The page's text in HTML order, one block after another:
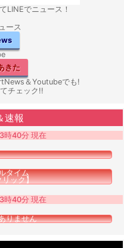
LINEでニュース！
ース
きた
＆Youtubeでも!
チェック!!
速報
時40分 現在
タイム
リック】
時40分 現在
りません